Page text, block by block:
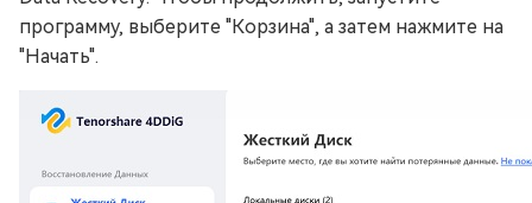
программу, выберите "Корзина", а затем нажмите на
"Начать".